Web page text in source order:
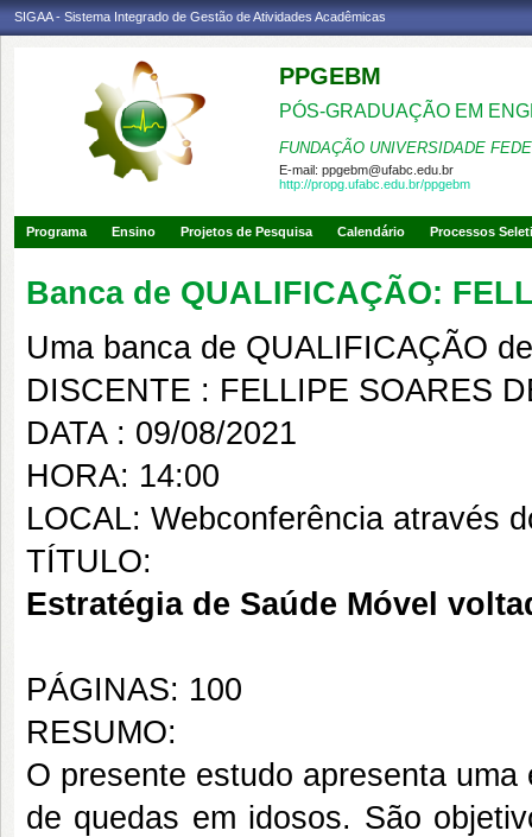
SIGAA - Sistema Integrado de Gestão de Atividades Acadêmicas
PPGEBM
PÓS-GRADUAÇÃO EM
FUNDAÇÃO UNIVERSIDADE
E-mail: ppgebm@ufabc.edu.br
http://propg.ufabc.edu.br/ppgebm
Programa Ensino Projetos de Pesquisa Calendário Processos
Banca de QUALIFICAÇÃO:
Uma banca de QUALIFICAÇÃO
DISCENTE : FELLIPE SOARES
DATA : 09/08/2021
HORA: 14:00
LOCAL: Webconferência através
TÍTULO:
Estratégia de Saúde Móvel
PÁGINAS: 100
RESUMO:
O presente estudo apresenta
de quedas em idosos. São